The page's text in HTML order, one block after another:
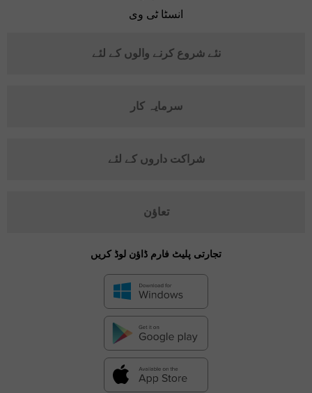
انسٹا ٹی وی
نئے شروع کرنے والوں کے لئے
سرمایہ کار
شراکت داروں کے لئے
تعاؤن
تجارتی پلیٹ فارم ڈاؤن لوڈ کریں